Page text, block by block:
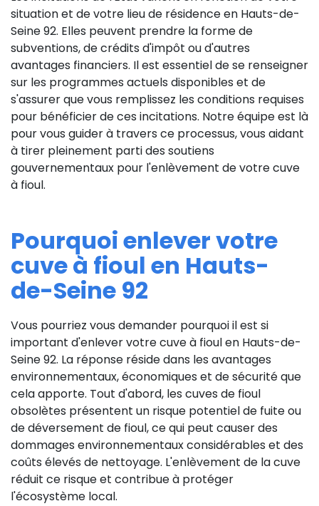
situation et de votre lieu de résidence en Hauts-de-
Seine 92. Elles peuvent prendre la forme de
subventions, de crédits d'impôt ou d'autres
avantages financiers. Il est essentiel de se renseigner
sur les programmes actuels disponibles et de
s'assurer que vous remplissez les conditions requises
pour bénéficier de ces incitations. Notre équipe est là
pour vous guider à travers ce processus, vous aidant
à tirer pleinement parti des soutiens
gouvernementaux pour l'enlèvement de votre cuve
à fioul.
Pourquoi enlever votre
cuve à fioul en Hauts-
de-Seine 92
Vous pourriez vous demander pourquoi il est si
important d'enlever votre cuve à fioul en Hauts-de-
Seine 92. La réponse réside dans les avantages
environnementaux, économiques et de sécurité que
cela apporte. Tout d'abord, les cuves de fioul
obsolètes présentent un risque potentiel de fuite ou
de déversement de fioul, ce qui peut causer des
dommages environnementaux considérables et des
coûts élevés de nettoyage. L'enlèvement de la cuve
réduit ce risque et contribue à protéger
l'écosystème local.